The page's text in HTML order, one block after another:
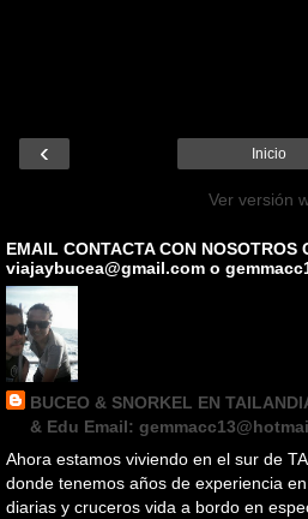
‹ Inicio
Ver versión
EMAIL CONTACTA CON NOSOTROS
viajaybucea@gmail.com o
BUCEO & SNORKEL EN
& Edu Email:
Ahora estamos viviendo en el sur de
donde tenemos años de experiencia
diarias y cruceros vida a bordo en